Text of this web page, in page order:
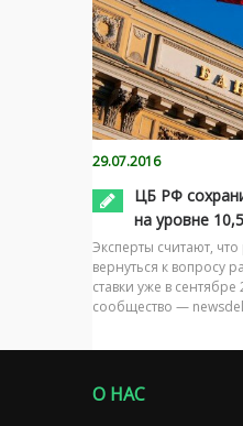
29.07.2016
ЦБ РФ
на уровне
Эксперты считают,
вернуться к вопросу
ставки уже в
сообщество —
О НАС